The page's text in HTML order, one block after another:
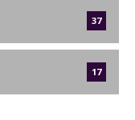
37
17